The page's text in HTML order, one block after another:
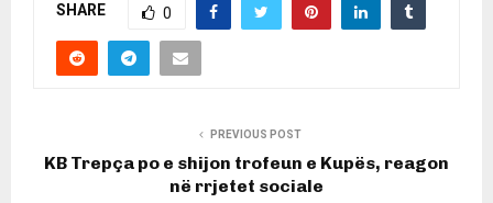
SHARE 0
PREVIOUS POST
KB Trepça po e shijon trofeun e Kupës, reagon
në rrjetet sociale